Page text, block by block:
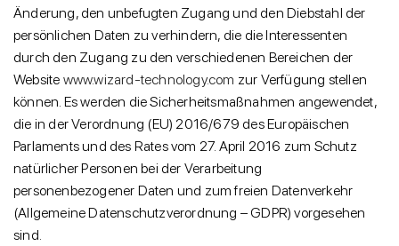
Änderung, den unbefugten Zugang und den Diebstahl der
persönlichen Daten zu verhindern, die die Interessenten
durch den Zugang zu den verschiedenen Bereichen der
Website www.wizard-technology.com zur Verfügung stellen
können. Es werden die Sicherheitsmaßnahmen angewendet,
die in der Verordnung (EU) 2016/679 des Europäischen
Parlaments und des Rates vom 27. April 2016 zum Schutz
natürlicher Personen bei der Verarbeitung
personenbezogener Daten und zum freien Datenverkehr
(Allgemeine Datenschutzverordnung – GDPR) vorgesehen
sind.